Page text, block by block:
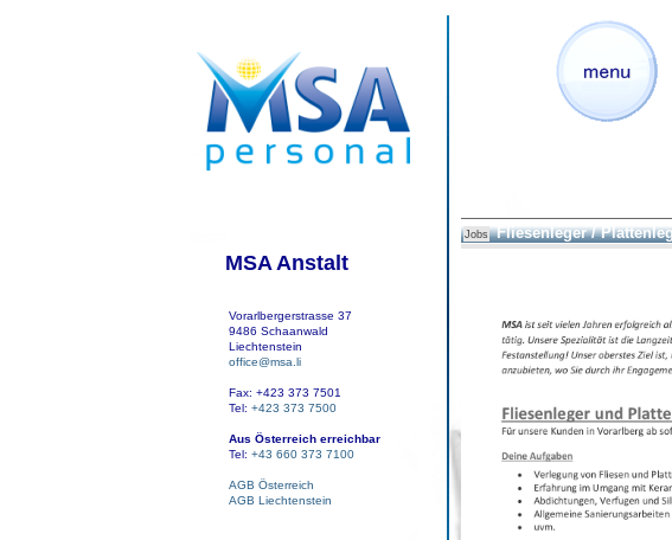
MSA Anstalt
Vorarlbergerstrasse 37
9486 Schaanwald
Liechtenstein
office@msa.li
Fax: +423 373 7501
Tel: +423 373 7500
Aus Österreich erreichbar
Tel: +43 660 373 7100
AGB Österreich
AGB Liechtenstein
Jobs Fliesenleger /